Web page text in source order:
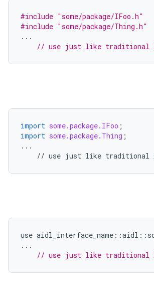
#include "some/package/IFoo.h"
#include "some/package/Thing.h"
...
// use just like traditional
import some.package.IFoo ;
import some.package.Thing ;
...
// use just like traditional
use aidl_interface_name ::aidl ::
...
// use just like traditional